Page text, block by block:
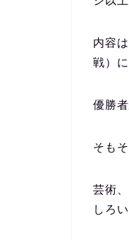
内容
戦）に
優勝
そも
芸術
しろい